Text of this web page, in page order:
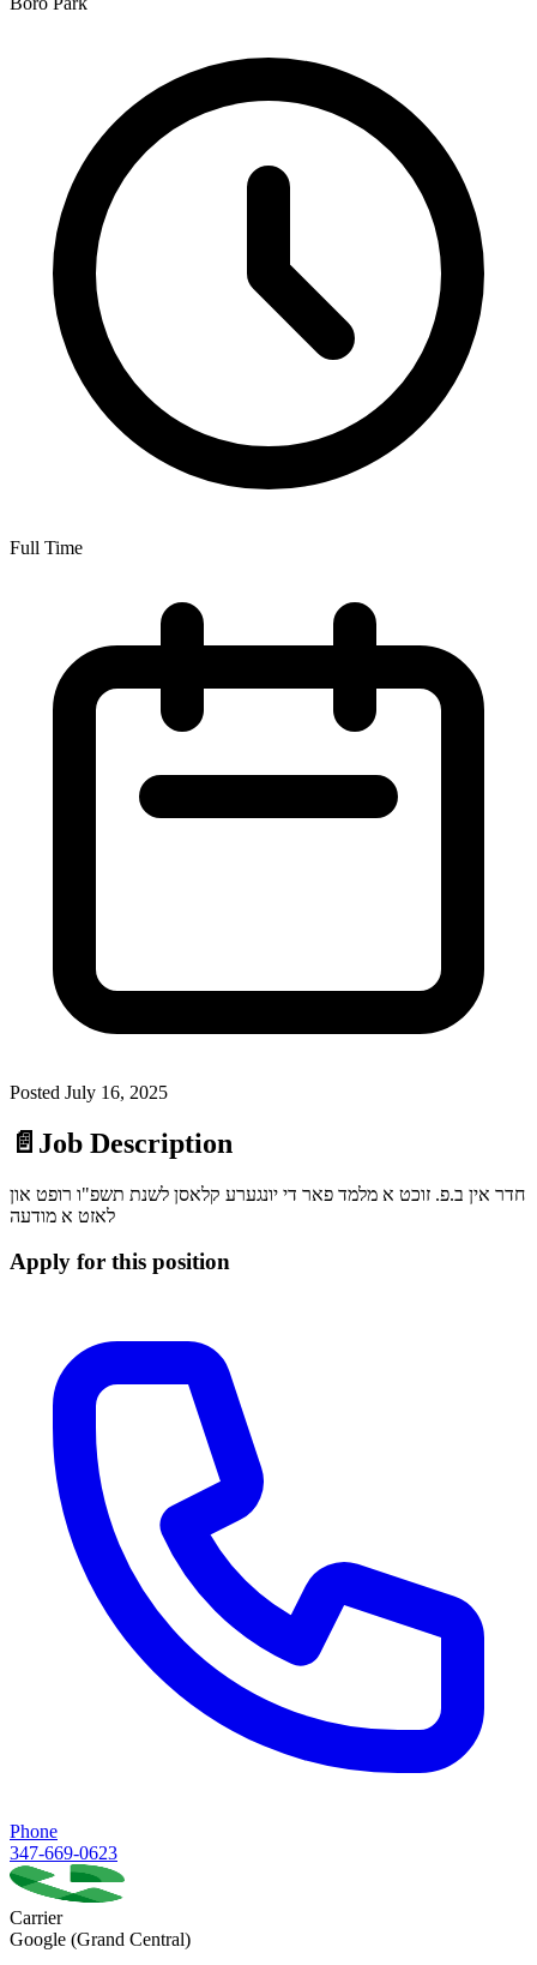
Full Time
Posted July 16, 2025
📄 Job Description
חדר אין ב.פ. זוכט א מלמד פאר די יונגערע קלאסן לשנת תשפ"ו רופט און
לאזט א מודעה
Apply for this position
Phone
347-669-0623
Carrier
Google (Grand Central)